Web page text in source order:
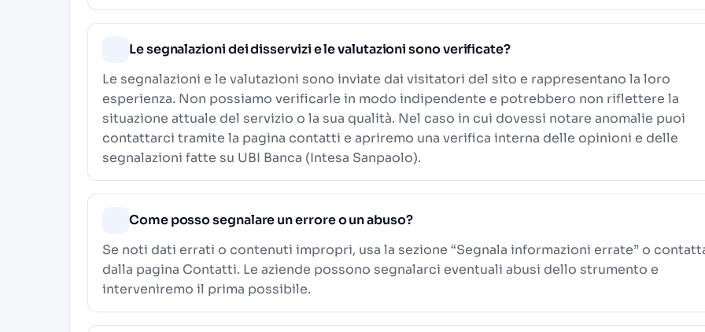
Le segnalazioni dei disservizi e le valutazioni sono verificate?
Le segnalazioni e le valutazioni sono inviate dai visitatori del sito e rappresentano la loro
esperienza. Non possiamo verificarle in modo indipendente e potrebbero non riflettere la
situazione attuale del servizio o la sua qualità. Nel caso in cui dovessi notare anomalie puoi
contattarci tramite la pagina contatti e apriremo una verifica interna delle opinioni e delle
segnalazioni fatte su UBI Banca (Intesa Sanpaolo).
Come posso segnalare un errore o un abuso?
Se noti dati errati o contenuti impropri, usa la sezione “Segnala informazioni errate” o
dalla pagina Contatti. Le aziende possono segnalarci eventuali abusi dello strumento e
interveniremo il prima possibile.